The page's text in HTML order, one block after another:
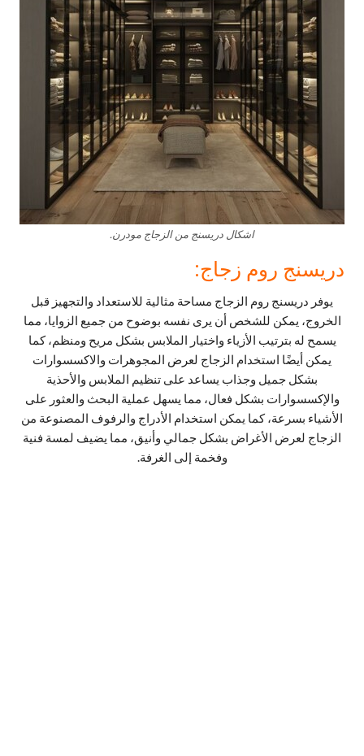
اشكال دريسنج من الزجاج مودرن.
دريسنج روم زجاج:
يوفر دريسنج روم الزجاج مساحة مثالية للاستعداد والتجهيز قبل
الخروج، يمكن للشخص أن يرى نفسه بوضوح من جميع الزوايا، مما
يسمح له بترتيب الأزياء واختيار الملابس بشكل مريح ومنظم، كما
يمكن أيضًا استخدام الزجاج لعرض المجوهرات والاكسسوارات
بشكل جميل وجذاب يساعد على تنظيم الملابس والأحذية
والإكسسوارات بشكل فعال، مما يسهل عملية البحث والعثور على
الأشياء بسرعة، كما يمكن استخدام الأدراج والرفوف المصنوعة من
الزجاج لعرض الأغراض بشكل جمالي وأنيق، مما يضيف لمسة فنية
وفخمة إلى الغرفة.